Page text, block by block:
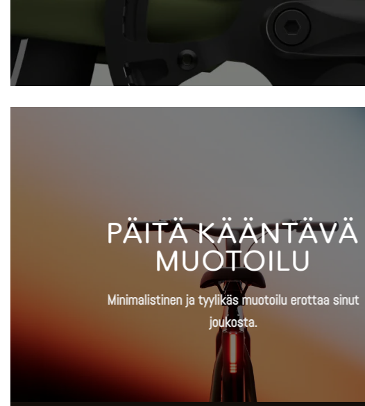
PÄITÄ KÄÄNTÄVÄ
MUOTOILU
Minimalistinen ja tyylikäs muotoilu erottaa sinut
joukosta.